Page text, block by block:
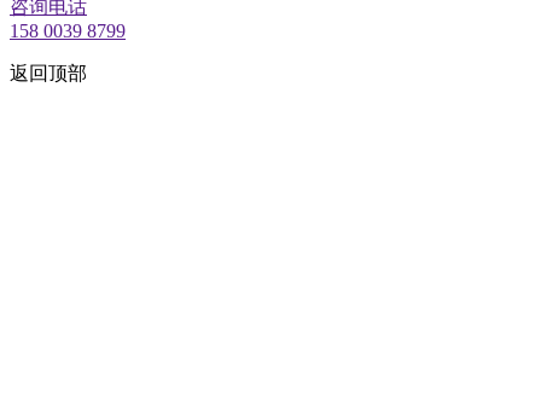
咨询电话
158 0039 8799
返回顶部